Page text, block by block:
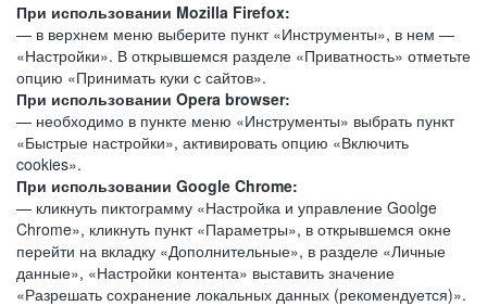
При использовании Mozilla Firefox:
— в верхнем меню выберите пункт «Инструменты», в нем —
«Настройки». В открывшемся разделе «Приватность» отметьте
опцию «Принимать куки с сайтов».
При использовании Opera browser:
— необходимо в пункте меню «Инструменты» выбрать пункт
«Быстрые настройки», активировать опцию «Включить
cookies».
При использовании Google Chrome:
— кликнуть пиктограмму «Настройка и управление Goolge
Chrome», кликнуть пункт «Параметры», в открывшемся окне
перейти на вкладку «Дополнительные», в разделе «Личные
данные», «Настройки контента» выставить значение
«Разрешать сохранение локальных данных (рекомендуется)».